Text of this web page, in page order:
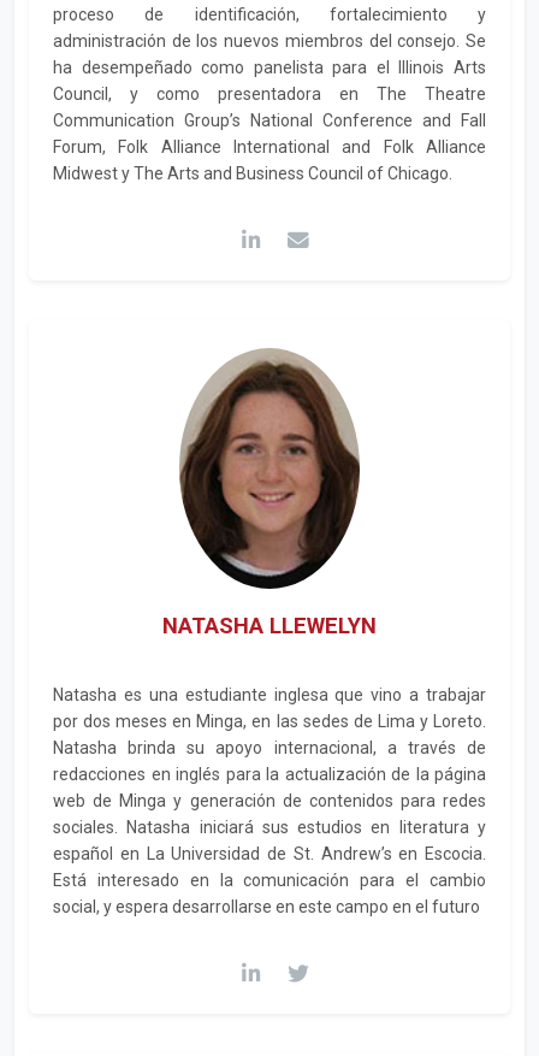
proceso de identificación, fortalecimiento y
administración de los nuevos miembros del consejo. Se
ha desempeñado como panelista para el Illinois Arts
Council, y como presentadora en The Theatre
Communication Group’s National Conference and Fall
Forum, Folk Alliance International and Folk Alliance
Midwest y The Arts and Business Council of Chicago.
NATASHA LLEWELYN
Natasha es una estudiante inglesa que vino a trabajar
por dos meses en Minga, en las sedes de Lima y Loreto.
Natasha brinda su apoyo internacional, a través de
redacciones en inglés para la actualización de la página
web de Minga y generación de contenidos para redes
sociales. Natasha iniciará sus estudios en literatura y
español en La Universidad de St. Andrew’s en Escocia.
Está interesado en la comunicación para el cambio
social, y espera desarrollarse en este campo en el futuro